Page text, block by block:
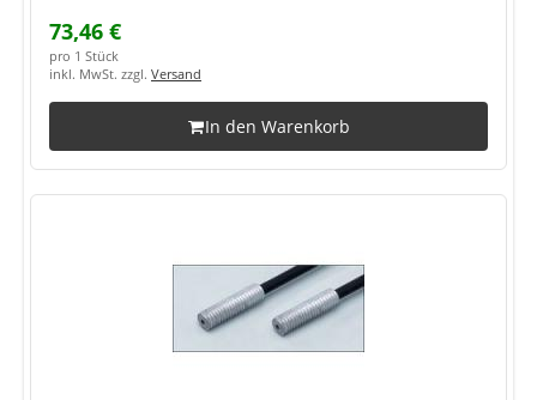
73,46 €
pro 1 Stück
inkl. MwSt. zzgl. Versand
In den Warenkorb